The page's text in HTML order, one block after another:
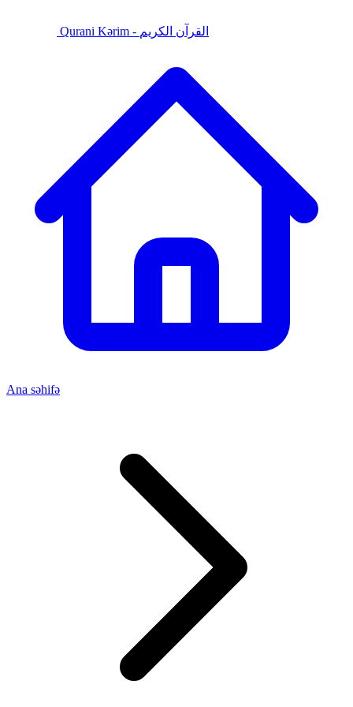
Qurani Kərim - القرآن الكريم
Ana səhifə